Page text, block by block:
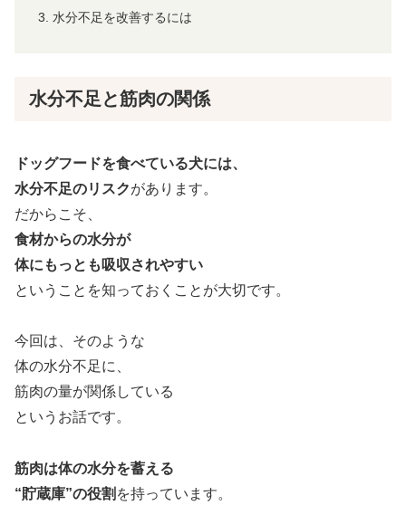
水分不足を改善するには
水分不足と筋肉の関係
ドッグフードを食べている犬には、
水分不足のリスクがあります。
だからこそ、
食材からの水分が
体にもっとも吸収されやすい
ということを知っておくことが大切です。
今回は、そのような
体の水分不足に、
筋肉の量が関係している
というお話です。
筋肉は体の水分を蓄える
“貯蔵庫”の役割 を持っています。